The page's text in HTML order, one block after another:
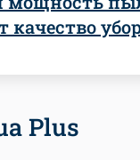
качество
Plus